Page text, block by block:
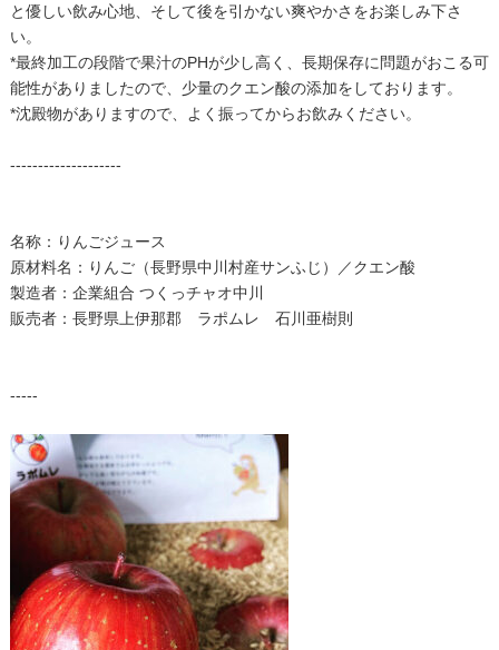
と優しい飲み心地、そして後を引かない爽やかさをお楽しみ下さ
い。
*最終加工の段階で果汁のPHが少し高く、長期保存に問題がおこる可
能性がありましたので、少量のクエン酸の添加をしております。
*沈殿物がありますので、よく振ってからお飲みください。
--------------------
名称：りんごジュース
原材料名：りんご（長野県中川村産サンふじ）／クエン酸
製造者：企業組合 つくっチャオ中川
販売者：長野県上伊那郡 ラポムレ 石川亜樹則
-----